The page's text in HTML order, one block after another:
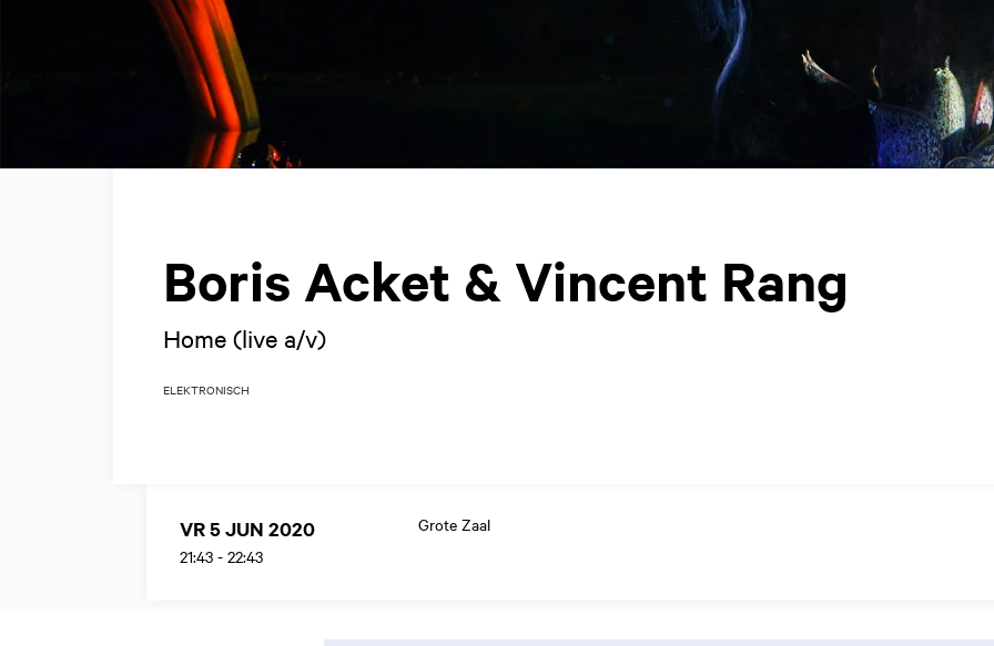
Boris Acket & Vincent Rang
Home (live a/v)
ELEKTRONISCH
VR 5 JUN 2020
21:43 - 22:43
Grote Zaal